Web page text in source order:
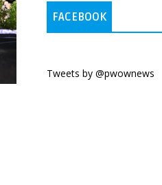
FACEBOOK
Tweets by @pwownews